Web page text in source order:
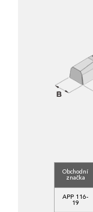
Obchodní
značka
APP 116-
19